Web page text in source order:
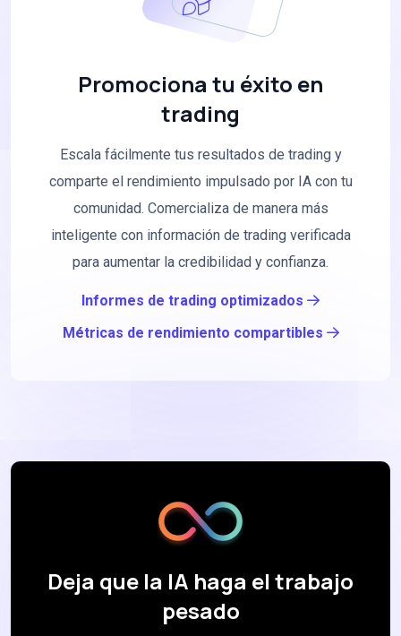
Promociona tu éxito en
trading
Escala fácilmente tus resultados de trading y
comparte el rendimiento impulsado por IA con tu
comunidad. Comercializa de manera más
inteligente con información de trading verificada
para aumentar la credibilidad y confianza.
Informes de trading optimizados
Métricas de rendimiento compartibles
Deja que la IA haga el trabajo
pesado